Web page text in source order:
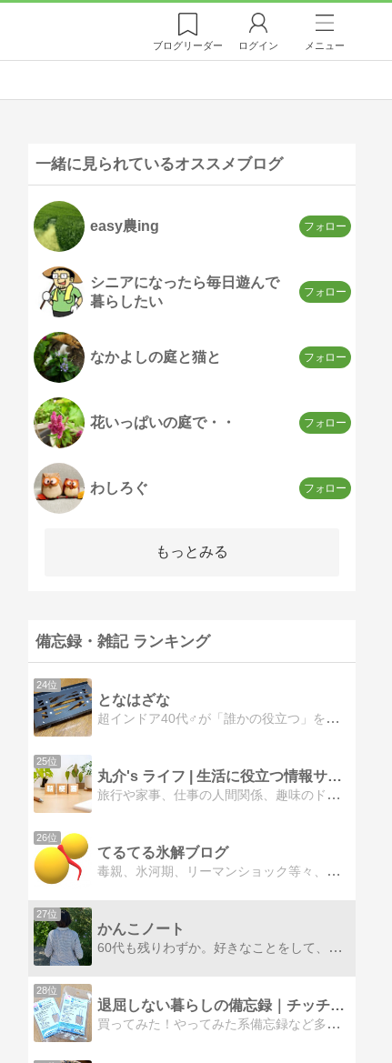
ブログリーダー ログイン メニュー
一緒に見られているオススメブログ
easy農ing
シニアになったら毎日遊んで
暮らしたい
なかよしの庭と猫と
花いっぱいの庭で・・
わしろぐ
もっとみる
備忘録・雑記 ランキング
24位
となはざな
超インドア40代♂が「誰かの役立つ」をコンセプトにWindowsソフト/Androidアプリ/WordPressプラグイン/読書感想/商品レビューなど、実際に自分で経験したことを書いている個人ブログです。
25位
丸介's ライフ | 生活に役立つ情報サイト
旅行や家事、仕事の人間関係、趣味のドラムなどについて、元工場長がいろいろ書いています。
26位
てるてる氷解ブログ
毒親、氷河期、リーマンショック等々、多くの悪影響を受けました。それでも非正規で働きながら一歩ずつ前に進む男のブログ。休日前後、休日に更新
27位
かんこノート
60代も残りわずか。好きなことをして、行きたいところに出かけて・・・と思うけれど、なかなか家から離れられない。そんなシニア世代の雑記ブログです。
28位
退屈しない暮らしの備忘録｜チッチモールズ
買ってみた！やってみた系備忘録など多種多様。時々、飼い猫の話も